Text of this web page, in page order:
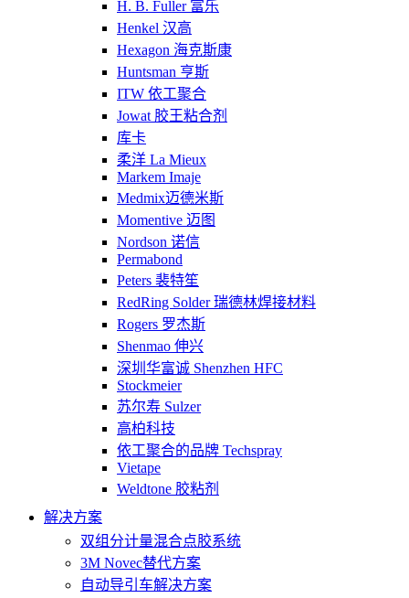
H. B. Fuller 富乐
Henkel 汉高
Hexagon 海克斯康
Huntsman 亨斯
ITW 依工聚合
Jowat 胶王粘合剂
库卡
柔洋 La Mieux
Markem Imaje
Medmix迈德米斯
Momentive 迈图
Nordson 诺信
Permabond
Peters 裴特笙
RedRing Solder 瑞德林焊接材料
Rogers 罗杰斯
Shenmao 伸兴
深圳华富诚 Shenzhen HFC
Stockmeier
苏尔寿 Sulzer
高柏科技
依工聚合的品牌 Techspray
Vietape
Weldtone 胶粘剂
解决方案
双组分计量混合点胶系统
3M Novec替代方案
自动导引车解决方案